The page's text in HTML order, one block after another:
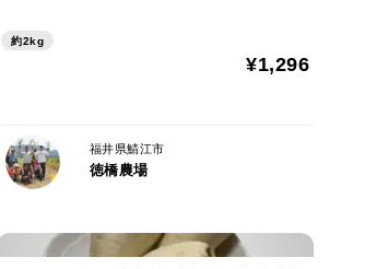
約2kg
¥1,296
福井県鯖江市
徳橋農場